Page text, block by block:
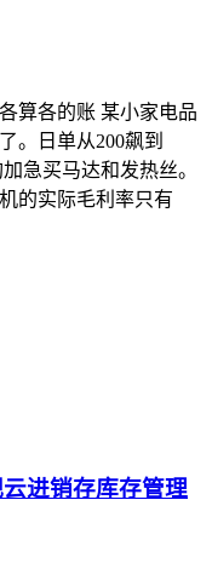
算各的账 某小家电品
。日单从200飙到
急买马达和发热丝。
的实际毛利率只有
进销存库存管理